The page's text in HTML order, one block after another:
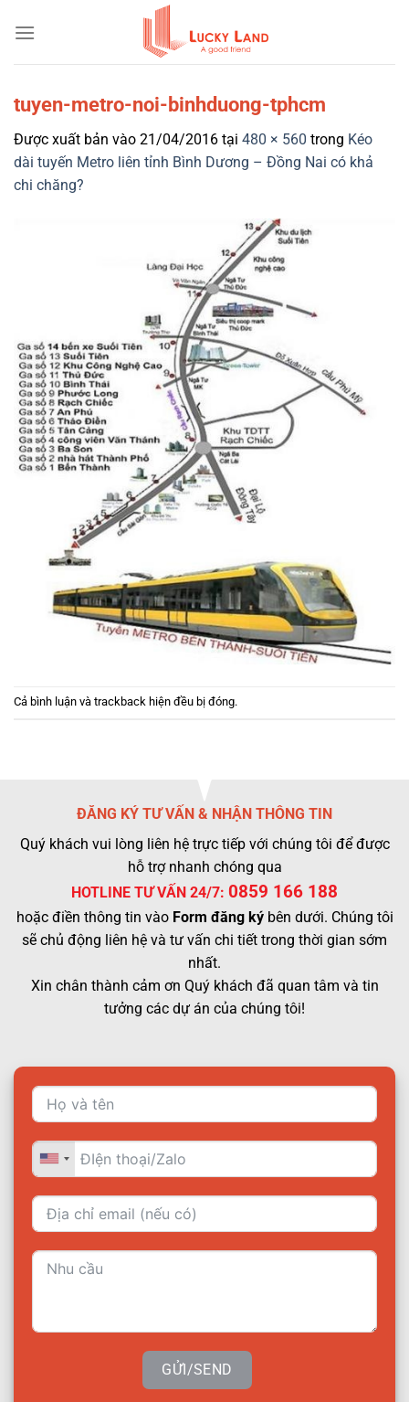
qua
tuyen-metro-noi-binhduong-tphcm
Được xuất bản vào 21/04/2016 tại 480 × 560 trong Kéo
dài tuyến Metro liên tỉnh Bình Dương – Đồng Nai có khả
chi chăng?
Cả bình luận và trackback hiện đều bị đóng.
ĐĂNG KÝ TƯ VẤN & NHẬN THÔNG TIN
Quý khách vui lòng liên hệ trực tiếp với chúng tôi để được
hỗ trợ nhanh chóng qua
HOTLINE TƯ VẤN 24/7: 0859 166 188
hoặc điền thông tin vào Form đăng kýbên dưới. Chúng tôi
sẽ chủ động liên hệ và tư vấn chi tiết trong thời gian sớm
nhất.
Xin chân thành cảm ơn Quý khách đã quan tâm và tin
tưởng các dự án của chúng tôi!
GỬI/SEND